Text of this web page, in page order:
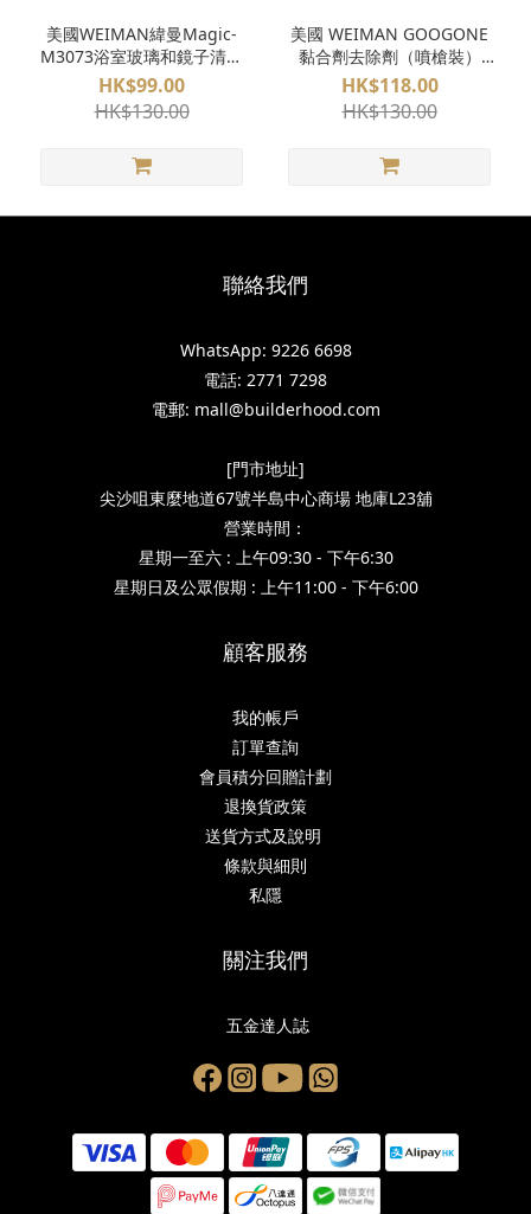
美國WEIMAN緯曼Magic-
M3073浴室玻璃和鏡子清潔
劑
HK$99.00
HK$130.00
美國 WEIMAN GOOGONE
黏合劑去除劑（噴槍裝）
GG2096 / 12安士 除膠劑
HK$118.00
HK$130.00
聯絡我們
WhatsApp: 9226 6698
電話: 2771 7298
電郵: mall@builderhood.com
[門市地址]
尖沙咀東麼地道67號半島中心商場 地庫L23舖
營業時間：
星期一至六 : 上午09:30 - 下午6:30
星期日及公眾假期 : 上午11:00 - 下午6:00
顧客服務
我的帳戶
訂單查詢
會員積分回贈計劃
退換貨政策
送貨方式及說明
條款與細則
私隱
關注我們
五金達人誌